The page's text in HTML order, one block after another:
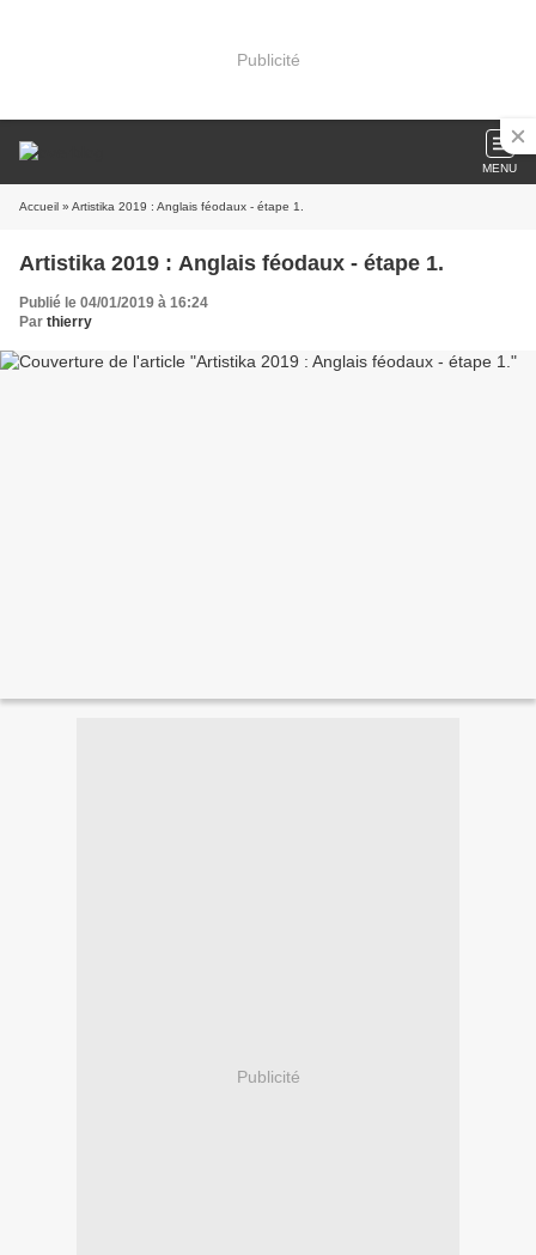
Publicité
MENU
Accueil » Artistika 2019 : Anglais féodaux - étape 1.
Artistika 2019 : Anglais féodaux - étape 1.
Publié le 04/01/2019 à 16:24
Par thierry
Publicité